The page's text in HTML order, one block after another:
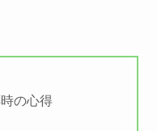
の心得